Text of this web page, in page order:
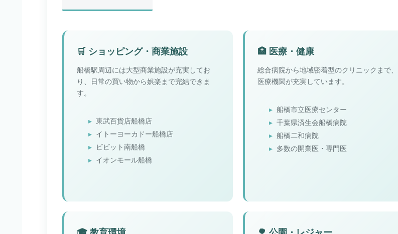
🛒 ショッピング・商業施設
船橋駅周辺には大型商業施設が充実してお
り、日常の買い物から娯楽まで完結できま
す。
東武百貨店船橋店
イトーヨーカドー船橋店
ビビット南船橋
イオンモール船橋
🏥 医療・健康
総合病院から地域密着型のクリニックまで、
医療機関が充実しています。
船橋市立医療センター
千葉県済生会船橋病院
船橋二和病院
多数の開業医・専門医